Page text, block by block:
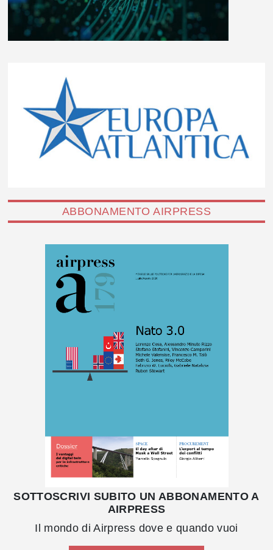
ABBONAMENTO AIRPRESS
SOTTOSCRIVI SUBITO UN ABBONAMENTO A
AIRPRESS
Il mondo di Airpress dove e quando vuoi